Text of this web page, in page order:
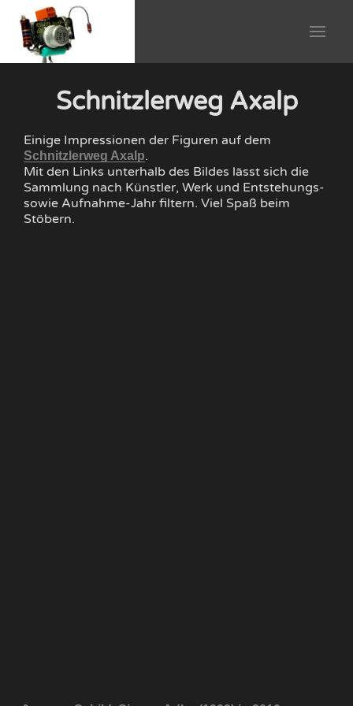
Schnitzlerweg Axalp
Einige Impressionen der Figuren auf dem
Schnitzlerweg Axalp.
Mit den Links unterhalb des Bildes lässt sich die
Sammlung nach Künstler, Werk und Entstehungs-
sowie Aufnahme-Jahr filtern. Viel Spaß beim
Stöbern.